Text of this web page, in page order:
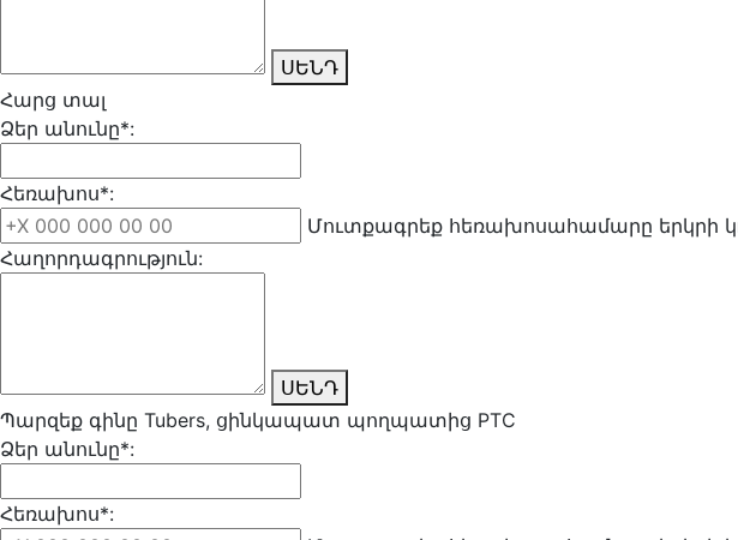
ՍԵՆԴ
Հարց տալ
Ձեր անունը*:
Հեռախոս*:
Մուտքագրեք հեռախոսահամարը երկրի
Հաղորդագրություն:
ՍԵՆԴ
Պարզեք գինը Tubers, ցինկապատ պողպատից PTC
Ձեր անունը*:
Հեռախոս*: